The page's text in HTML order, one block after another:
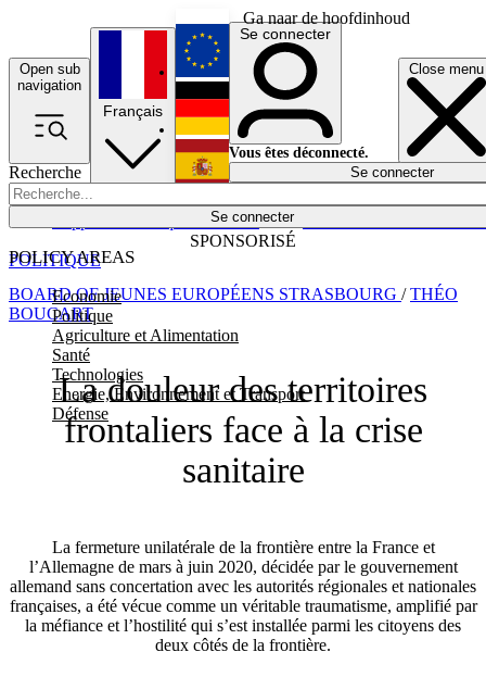
Ga naar de hoofdinhoud
Open sub
navigation
Close menu
Recherche
Se connecter
POLICY AREAS
Economie
Politique
Agriculture et Alimentation
Santé
Technologies
Energie, Environnement et Transport
Défense
Économie
Français
English
Deutsch
Español
Se connecter
Vous êtes déconnecté.
Se connecter
La douleur des territoires
frontaliers face à la crise
sanitaire
La fermeture unilatérale de la frontière entre la France et
l’Allemagne de mars à juin 2020, décidée par le gouvernement
allemand sans concertation avec les autorités régionales et nationales
françaises, a été vécue comme un véritable traumatisme, amplifié par
la méfiance et l’hostilité qui s’est installée parmi les citoyens des
deux côtés de la frontière.
SPONSORISÉ
BOARD OF JEUNES EUROPÉENS STRASBOURG /THÉO
BOUCART
POLITIQUE